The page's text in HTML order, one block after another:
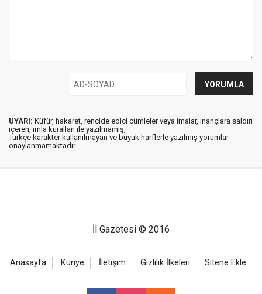
UYARI: Küfür, hakaret, rencide edici cümleler veya imalar, inançlara saldırı
içeren, imla kuralları ile yazılmamış,
Türkçe karakter kullanılmayan ve büyük harflerle yazılmış yorumlar
onaylanmamaktadır.
İl Gazetesi © 2016
Anasayfa Künye İletişim Gizlilik İlkeleri Sitene Ekle